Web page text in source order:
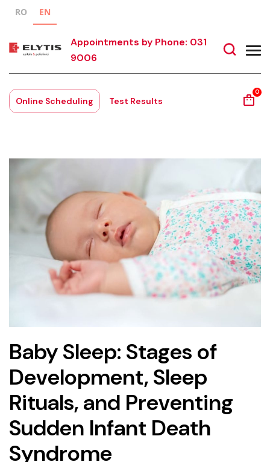
RO EN
Appointments by Phone: 031
9006
Online Scheduling Test Results
0
Baby Sleep: Stages of
Development, Sleep
Rituals, and Preventing
Sudden Infant Death
Syndrome